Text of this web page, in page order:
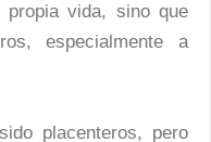
propia vida, sino que
especialmente a
placenteros, pero